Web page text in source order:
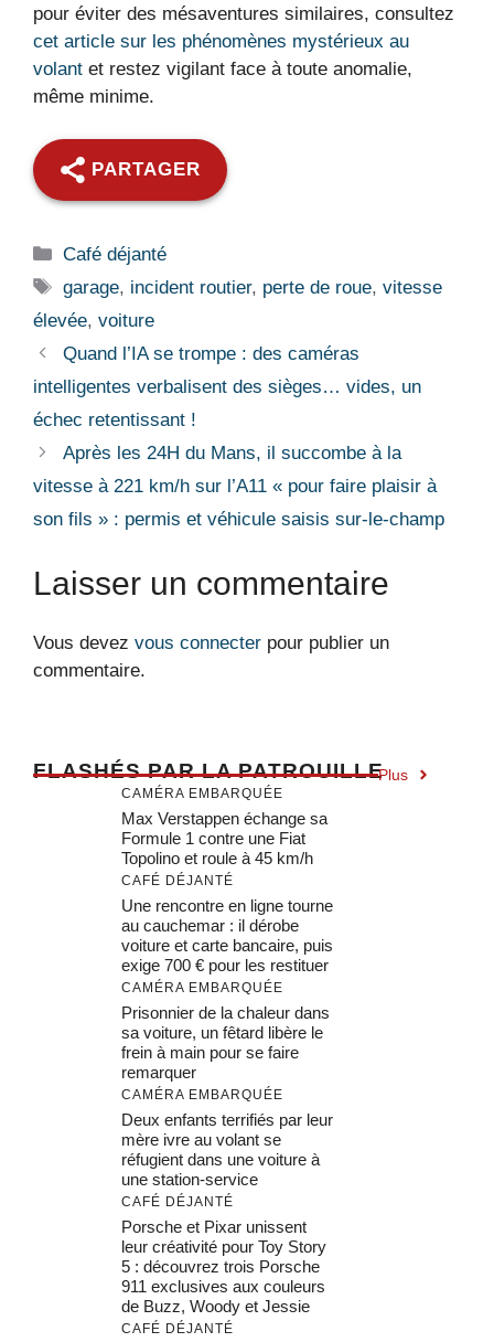
pour éviter des mésaventures similaires, consultez
cet article sur les phénomènes mystérieux au
volant et restez vigilant face à toute anomalie,
même minime.
PARTAGER
Catégories
Café déjanté
Étiquettes
garage, incident routier, perte de roue,vitesse
élevée, voiture
Quand l’IA se trompe : des caméras
intelligentes verbalisent des sièges… vides, un
échec retentissant !
Après les 24H du Mans, il succombe à la
vitesse à 221 km/h sur l’A11 « pour faire plaisir à
son fils » : permis et véhicule saisis sur-le-champ
Laisser un commentaire
Vous devez vous connecter pour publier un
commentaire.
FLASHÉS PAR LA PATROUILLEPlus
CAMÉRA EMBARQUÉE
Max Verstappen échange sa
Formule 1 contre une Fiat
Topolino et roule à 45 km/h
CAFÉ DÉJANTÉ
Une rencontre en ligne tourne
au cauchemar : il dérobe
voiture et carte bancaire, puis
exige 700 € pour les restituer
CAMÉRA EMBARQUÉE
Prisonnier de la chaleur dans
sa voiture, un fêtard libère le
frein à main pour se faire
remarquer
CAMÉRA EMBARQUÉE
Deux enfants terrifiés par leur
mère ivre au volant se
réfugient dans une voiture à
une station-service
CAFÉ DÉJANTÉ
Porsche et Pixar unissent
leur créativité pour Toy Story
5 : découvrez trois Porsche
911 exclusives aux couleurs
de Buzz, Woody et Jessie
CAFÉ DÉJANTÉ